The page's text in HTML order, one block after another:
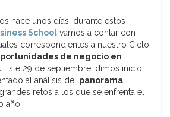
hace unos días, durante estos
School vamos a contar con
correspondientes a nuestro Ciclo
de negocio en
Este 29 de septiembre, dimos inicio
al análisis del panorama
retos a los que se enfrenta el
año.